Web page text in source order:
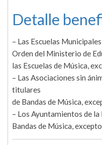
Detalle
– Las Escuelas
Orden del Ministerio de
las Escuelas de Música,
– Las Asociaciones sin
titulares
de Bandas de Música,
– Los Ayuntamientos de
Bandas de Música,